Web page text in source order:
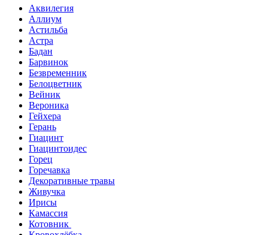
Аквилегия
Аллиум
Астильба
Астра
Бадан
Барвинок
Безвременник
Белоцветник
Вейник
Вероника
Гейхера
Герань
Гиацинт
Гиацинтоидес
Горец
Горечавка
Декоративные травы
Живучка
Ирисы
Камассия
Котовник